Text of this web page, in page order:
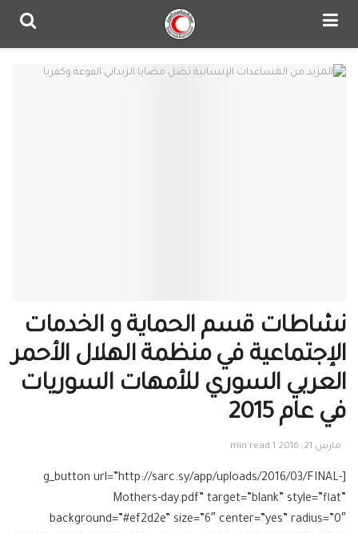
نشاطات قسم الحماية و الخدمات
الإجتماعية في منظمة الهلال الأحمر
العربي السوري للأمهات السوريات
في عام 2015
مارس 21, 2016 1 min read
[g_button url=”http://sarc.sy/app/uploads/2016/03/FINAL-
Mothers-day.pdf” target=”blank” style=”flat”
background=”#ef2d2e” size=”6″ center=”yes” radius=”0″